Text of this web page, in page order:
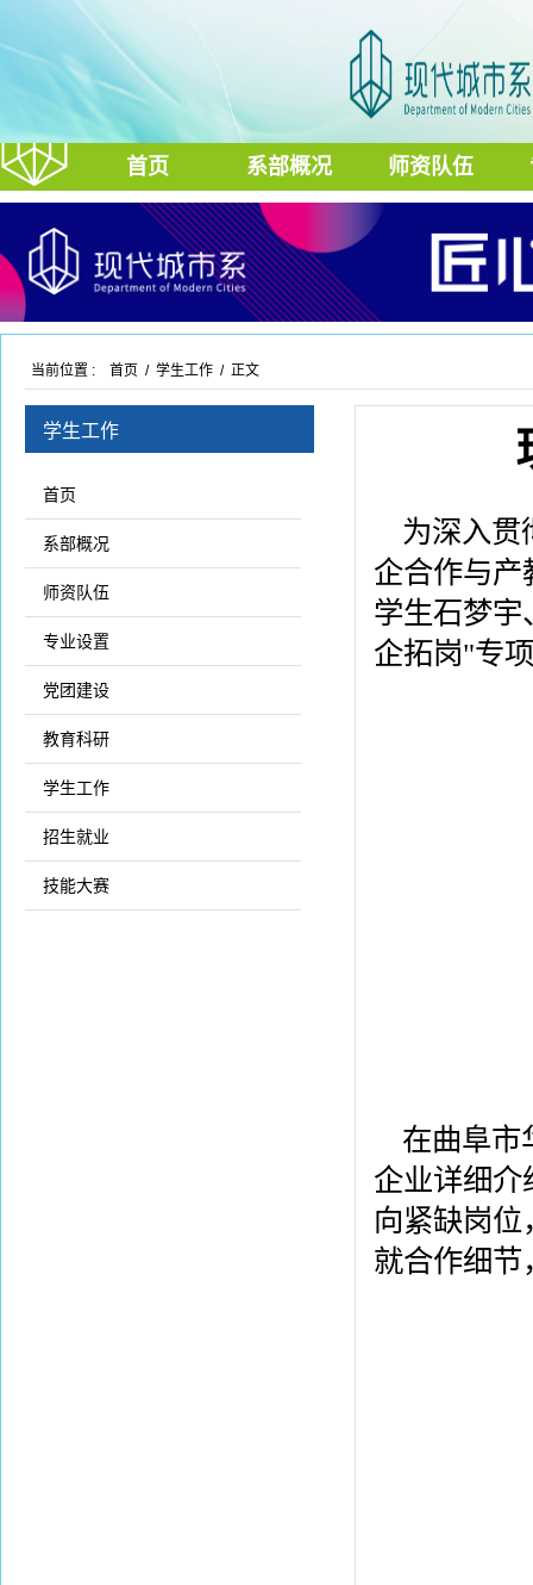
首页 系部概况 师资队伍
当前位置 : 首页 / 学生工作 / 正文
学生工作
首页
系部概况
师资队伍
专业设置
党团建设
教育科研
学生工作
招生就业
技能大赛
为深入贯
企合作与产
学生石梦宇
企拓岗"专
在曲阜市
企业详细介
向紧缺岗
就合作细节